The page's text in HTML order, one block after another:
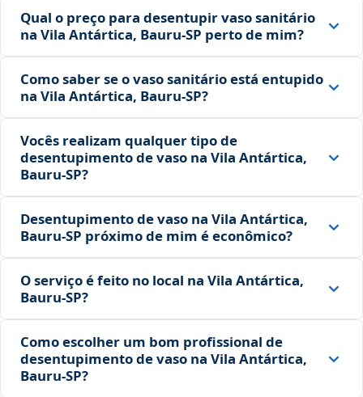
Qual o preço para desentupir vaso sanitário
na Vila Antártica, Bauru‑SP perto de mim?
Como saber se o vaso sanitário está entupido
na Vila Antártica, Bauru‑SP?
Vocês realizam qualquer tipo de
desentupimento de vaso na Vila Antártica,
Bauru‑SP?
Desentupimento de vaso na Vila Antártica,
Bauru‑SP próximo de mim é econômico?
O serviço é feito no local na Vila Antártica,
Bauru‑SP?
Como escolher um bom profissional de
desentupimento de vaso na Vila Antártica,
Bauru‑SP?